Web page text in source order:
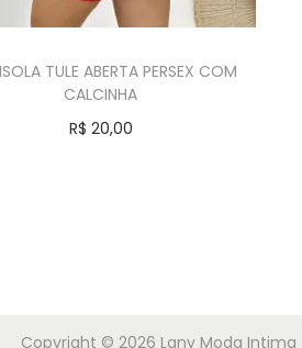
TULE ABERTA PERSEX COM
CALCINHA
R$ 20,00
Copyright © 2026 Lany Moda Intima